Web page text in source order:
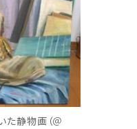
た静物画（＠